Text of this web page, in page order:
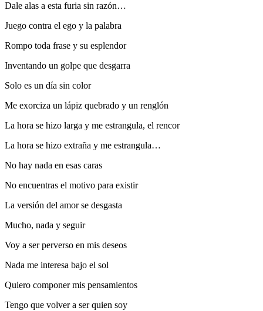
Dale alas a esta furia sin razón…
Juego contra el ego y la palabra
Rompo toda frase y su esplendor
Inventando un golpe que desgarra
Solo es un día sin color
Me exorciza un lápiz quebrado y un renglón
La hora se hizo larga y me estrangula, el rencor
La hora se hizo extraña y me estrangula…
No hay nada en esas caras
No encuentras el motivo para existir
La versión del amor se desgasta
Mucho, nada y seguir
Voy a ser perverso en mis deseos
Nada me interesa bajo el sol
Quiero componer mis pensamientos
Tengo que volver a ser quien soy